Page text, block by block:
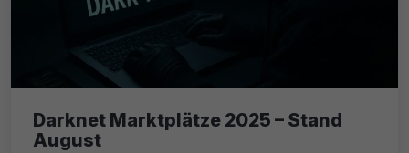
Darknet Marktplätze 2025 – Stand
August